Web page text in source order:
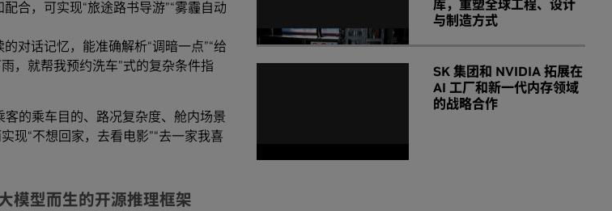
合，可实现“旅途路书导游”“雾霾自动
对话记忆，能准确解析“调暗一点”“给
，就帮我预约洗车”式的复杂条件指
的乘车目的、路况复杂度、舱内场景
现“不想回家，去看电影”“去一家我喜
型而生的开源推理框架
库，重塑全球工程、设计
与制造方式
SK 集团和 NVIDIA 拓展在
AI 工厂和新一代内存领域
的战略合作